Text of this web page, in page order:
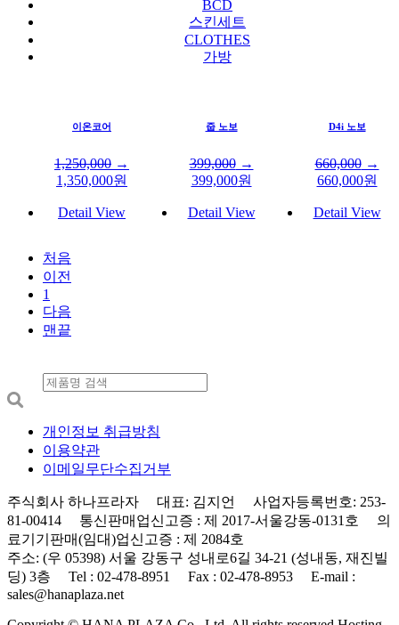
BCD
스킨세트
CLOTHES
가방
이온코어
1,250,000 →
1,350,000원
Detail View
줍 노보
399,000→
399,000원
Detail View
D4i 노보
660,000→
660,000원
Detail View
처음
이전
1
다음
맨끝
개인정보 취급방침
이용약관
이메일무단수집거부
주식회사 하나프라자 대표: 김지언 사업자등록번호: 253-
81-00414 통신판매업신고증 : 제 2017-서울강동-0131호 의
료기기판매(임대)업신고증 : 제 2084호
주소: (우 05398) 서울 강동구 성내로6길 34-21 (성내동, 재진빌
딩) 3층 Tel : 02-478-8951 Fax : 02-478-8953 E-mail :
sales@hanaplaza.net